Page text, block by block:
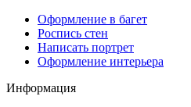
Оформление в багет
Роспись стен
Написать портрет
Оформление интерьера
Информация